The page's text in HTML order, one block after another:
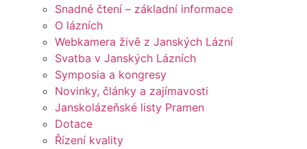
Snadné čtení – základní informace
O lázních
Webkamera živě z Janských Lázní
Svatba v Janských Lázních
Symposia a kongresy
Novinky, články a zajímavosti
Janskolázeňské listy Pramen
Dotace
Řízení kvality